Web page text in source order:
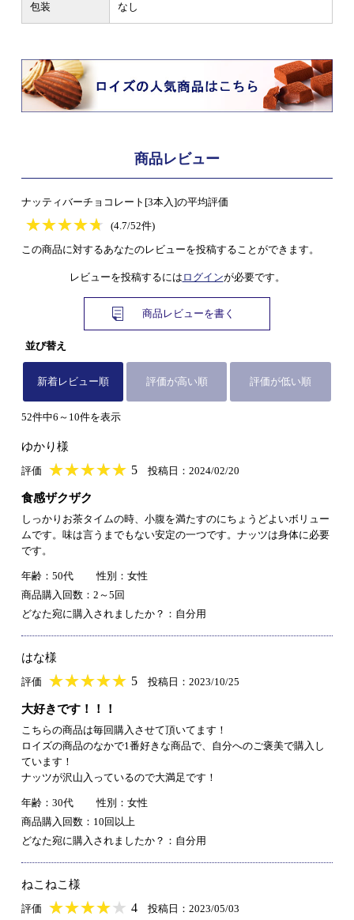
包装 なし
商品レビュー
ナッティバーチョコレート[3本入]の平均評価
★★★★★
★★★★★
(4.7/52件)
この商品に対するあなたのレビューを投稿することができます。
レビューを投稿するには ログインが必要です。
商品レビューを書く
並び替え
新着レビュー順 評価が高い順 評価が低い順
52件中6～10件を表示
ゆかり様
評価 ★★★★★
★★★★★ 5 投稿日：2024/02/20
食感ザクザク
しっかりお茶タイムの時、小腹を満たすのにちょうどよいボリュー
ムです。味は言うまでもない安定の一つです。ナッツは身体に必要
です。
年齢：50代
性別：女性
商品購入回数：2～5回
どなた宛に購入されましたか？：自分用
はな様
評価 ★★★★★
★★★★★ 5 投稿日：2023/10/25
大好きです！！！
こちらの商品は毎回購入させて頂いてます！
ロイズの商品のなかで1番好きな商品で、自分へのご褒美で購入し
ています！
ナッツが沢山入っているので大満足です！
年齢：30代
性別：女性
商品購入回数：10回以上
どなた宛に購入されましたか？：自分用
ねこねこ様
評価 ★★★★★
★★★★★ 4 投稿日：2023/05/03